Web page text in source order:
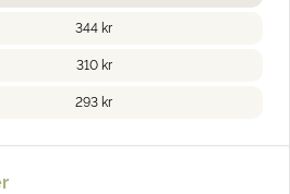
344 kr
310 kr
293 kr